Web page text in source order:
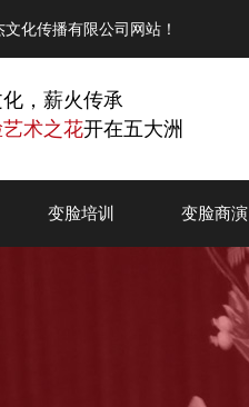
化传播有限公司网站！
化，薪火传承
术之花开在五大洲
变脸培训 变脸商演